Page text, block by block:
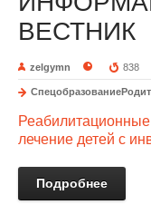
ВЕСТНИК
zelgymn 838
лечение детей с
Подробнее